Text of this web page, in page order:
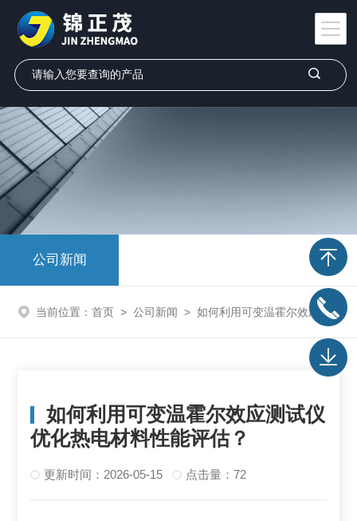
公司新闻
当前位置： 首页 > 公司新闻 > 如何利用可变温霍尔效应测试仪优化热电材料性能评估？
如何利用可变温霍尔效应测试仪
优化热电材料性能评估？
更新时间：2026-05-15 点击量：72